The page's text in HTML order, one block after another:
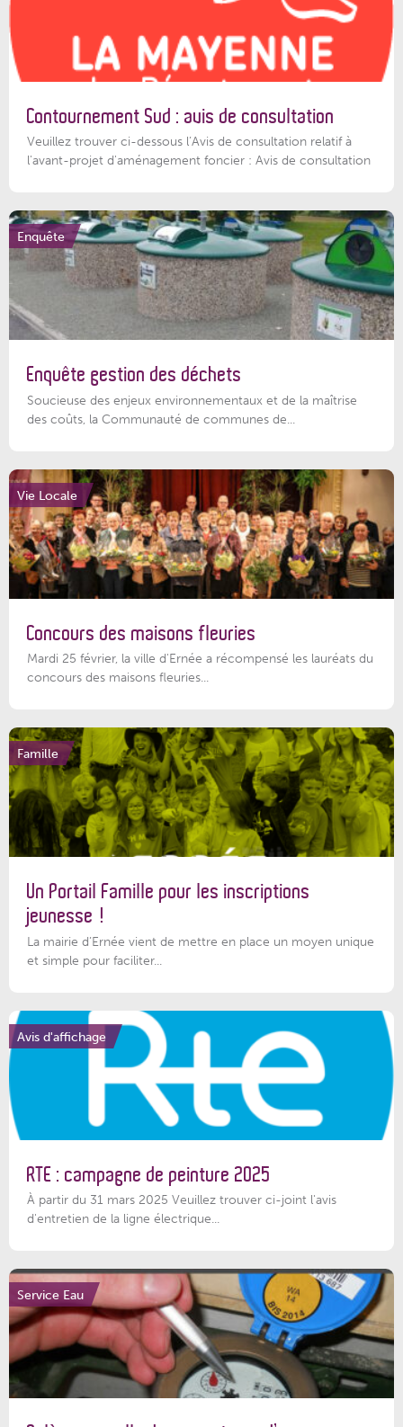
Contournement Sud : avis de consultation
Veuillez trouver ci-dessous l’Avis de consultation relatif à
l'avant-projet d'aménagement foncier : Avis de consultation
Enquête
Enquête gestion des déchets
Soucieuse des enjeux environnementaux et de la maîtrise
des coûts, la Communauté de communes de...
Vie Locale
Concours des maisons fleuries
Mardi 25 février, la ville d'Ernée a récompensé les lauréats du
concours des maisons fleuries...
Famille
Un Portail Famille pour les inscriptions
jeunesse !
La mairie d’Ernée vient de mettre en place un moyen unique
et simple pour faciliter...
Avis d'affichage
RTE : campagne de peinture 2025
À partir du 31 mars 2025 Veuillez trouver ci-joint l'avis
d'entretien de la ligne électrique...
Service Eau